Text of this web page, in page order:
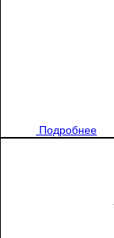
Подробнее